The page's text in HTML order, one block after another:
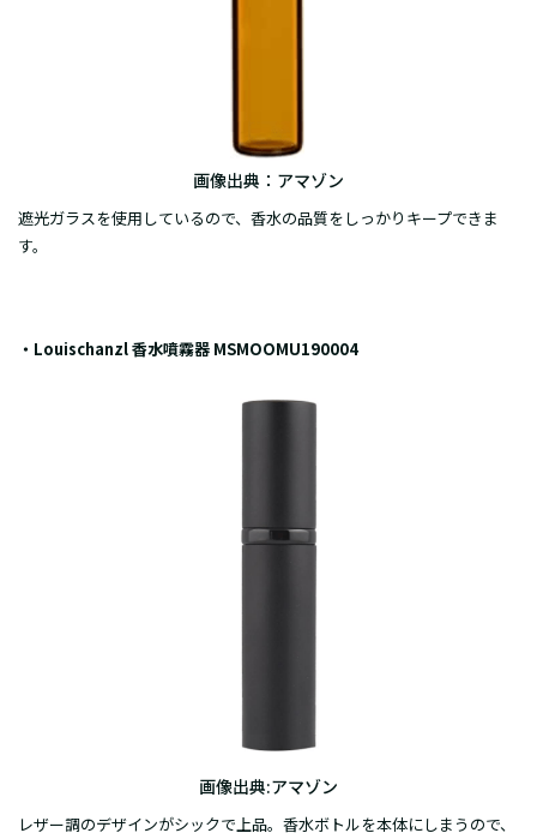
画像出典： アマゾン
遮光ガラスを使用しているので、香水の品質をしっかりキープできま
す。
・Louischanzl 香水噴霧器 MSMOOMU190004
画像出典:アマゾン
レザー調のデザインがシックで上品。香水ボトルを本体にしまうので、